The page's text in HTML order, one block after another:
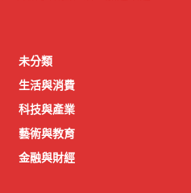
未分類
生活與消費
科技與產業
藝術與教育
金融與財經